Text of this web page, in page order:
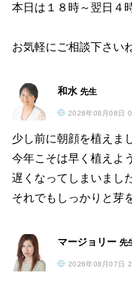
本日は１８時～翌日４
お気軽にご相談下さい
和水 先生
2026年08月08日
少し前に朝顔を植えま
今年こそは早く植えよ
遅くなってしまいまし
それでもしっかりと芽
マージョリー 先
2026年08月07日